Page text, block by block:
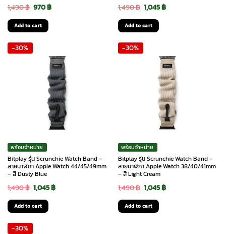
1,490฿ Original
price
was:
970฿Current
Add to cart
1,490฿ Original
price
was:
1,045฿Current
Add to cart
-30%
พร้อมจำหน่าย
Bitplay รุ่น Scrunchie Watch Band –
สายนาฬิกา Apple Watch 44/45/49mm
– สี Dusty Blue
1,490฿ Original
price
was:
1,045฿Current
Add to cart
-30%
พร้อมจำหน่าย
Bitplay รุ่น Scrunchie Watch Band –
สายนาฬิกา Apple Watch 38/40/41mm
– สี Light Cream
1,490฿ Original
price
was:
1,045฿Current
Add to cart
-30%